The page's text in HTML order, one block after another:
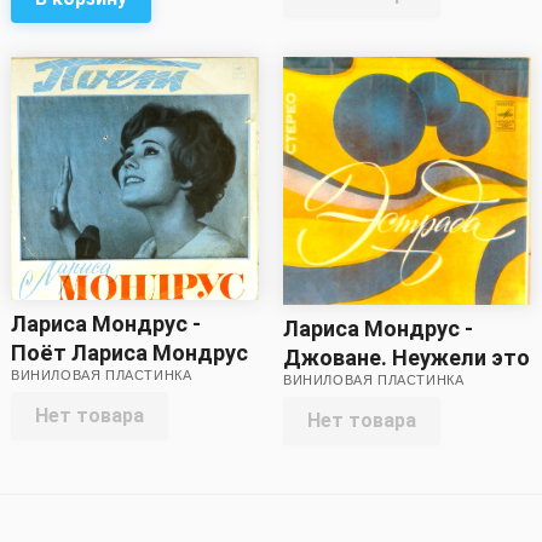
Лариса Мондрус -
Поёт Лариса Мондрус
ВИНИЛОВАЯ ПЛАСТИНКА
Нет товара
Лариса Мондрус -
Джоване. Неужели это
мне одной /
Бесконечное
ВИНИЛОВАЯ ПЛАСТИНКА
Нет товара